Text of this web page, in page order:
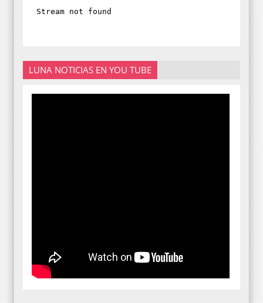
LUNA NOTICIAS EN YOU TUBE